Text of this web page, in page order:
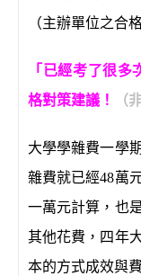
（主辦單位之合
「已經考了很
格對策建議！
（
大學學雜費一學
雜費就已經48萬
一萬元計算，也
其他花費，四年
本的方式成效與